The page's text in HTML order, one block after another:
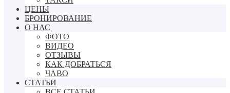
ЦЕНЫ
БРОНИРОВАНИЕ
О НАС
ФОТО
ВИДЕО
ОТЗЫВЫ
КАК ДОБРАТЬСЯ
ЧАВО
СТАТЬИ